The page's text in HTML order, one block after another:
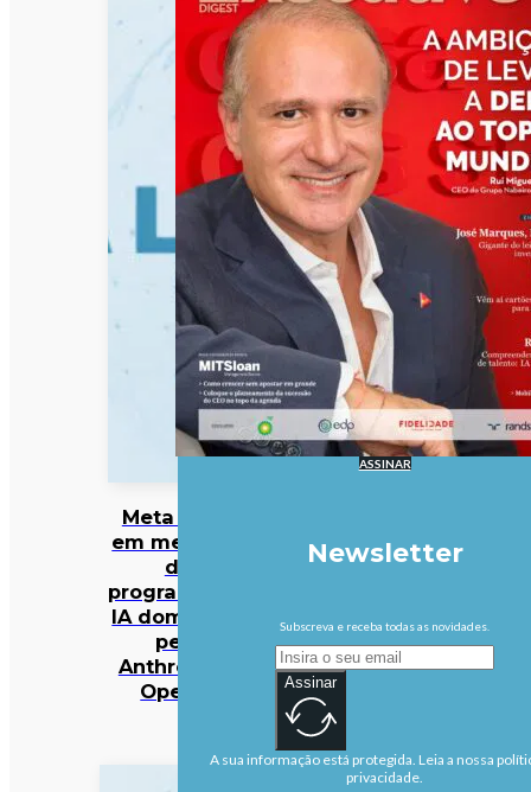
Meta entra
em mercado
da
programação
IA dominado
pela
Anthropic e
OpenAI
ASSINAR
Newsletter
Subscreva e receba todas as novidades.
Assinar
A sua informação está protegida. Leia a nossa
privacidade.